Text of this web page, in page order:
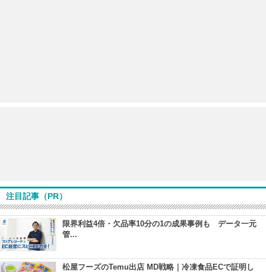
注目記事（PR）
限界利益4倍・欠品率10分の1の成果事例も データ一元
管...
松屋フーズのTemu出店 MD戦略｜冷凍食品ECで証明し